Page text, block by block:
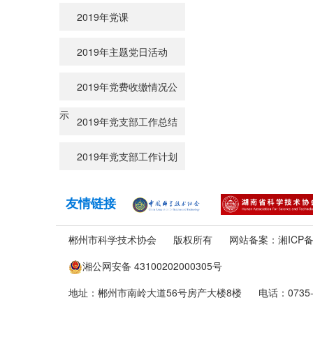
2019年党课
2019年主题党日活动
2019年党费收缴情况公
示 2019年党支部工作总结
2019年党支部工作计划
友情链接
郴州市科学技术协会 版权所有 网站备案： 湘ICP
湘公网安备 43100202000305号
地址：郴州市南岭大道56号房产大楼8楼
电话：